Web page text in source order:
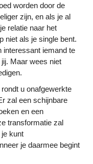
worden door de
zijn, en als je al
relatie naar het
niet als je single bent.
interessant iemand te
Maar wees niet
u onafgewerkte
zal een schijnbare
en een
transformatie zal
kunt
je daarmee begint